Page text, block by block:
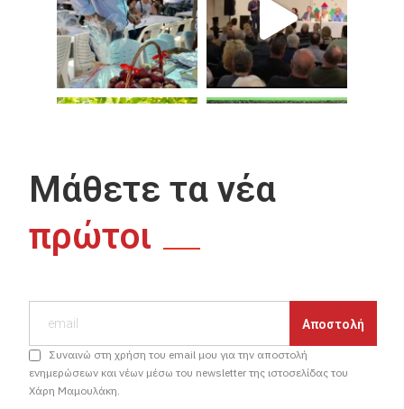
Μάθετε τα νέα
πρώτοι
Συναινώ στη χρήση του email μου για την αποστολή
ενημερώσεων και νέων μέσω του newsletter της ιστοσελίδας του
Χάρη Μαμουλάκη.